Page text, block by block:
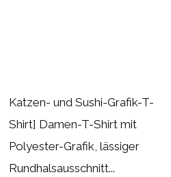
Katzen- und Sushi-Grafik-T-
Shirt] Damen-T-Shirt mit
Polyester-Grafik, lässiger
Rundhalsausschnitt...